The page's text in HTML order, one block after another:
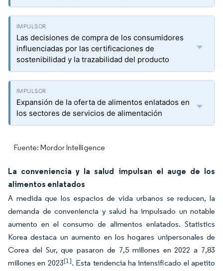
Las decisiones de compra de los consumidores
influenciadas por las certificaciones de
sostenibilidad y la trazabilidad del producto
Expansión de la oferta de alimentos enlatados en
los sectores de servicios de alimentación
Fuente: Mordor Intelligence
La conveniencia y la salud impulsan el auge de los
alimentos enlatados
A medida que los espacios de vida urbanos se reducen, la
demanda de conveniencia y salud ha impulsado un notable
aumento en el consumo de alimentos enlatados. Statistics
Korea destaca un aumento en los hogares unipersonales de
Corea del Sur, que pasaron de 7,5 millones en 2022 a 7,83
millones en 2023[1]. Esta tendencia ha intensificado el apetito